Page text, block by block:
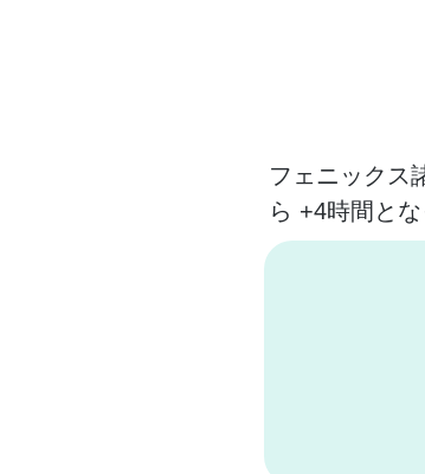
フェニックス
ら +4時間と